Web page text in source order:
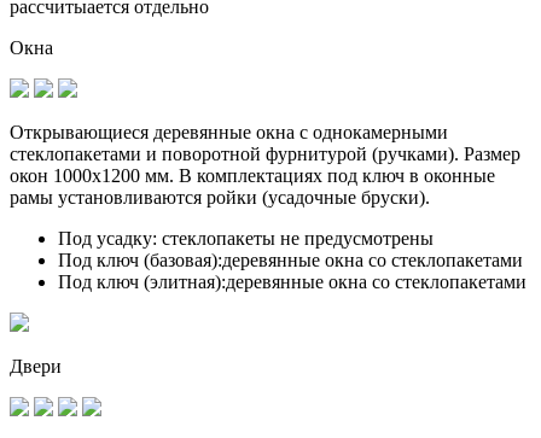
рассчитыается отдельно
Окна
Открывающиеся деревянные окна с однокамерными
стеклопакетами и поворотной фурнитурой (ручками). Размер
окон 1000х1200 мм. В комплектациях под ключ в оконные
рамы установливаются ройки (усадочные бруски).
Под усадку: стеклопакеты не предусмотрены
Под ключ (базовая):деревянные окна со стеклопакетами
Под ключ (элитная):деревянные окна со стеклопакетами
Двери